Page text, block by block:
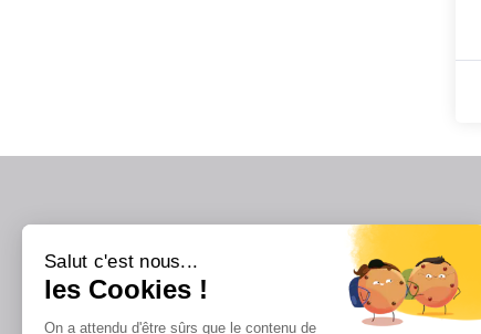
Salut c'est nous...
les Cookies !
On a attendu d'être sûrs que le contenu de